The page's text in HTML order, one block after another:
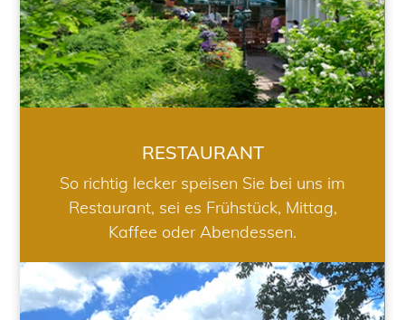
RESTAURANT
So richtig lecker speisen Sie bei uns im
Restaurant, sei es Frühstück, Mittag,
Kaffee oder Abendessen.